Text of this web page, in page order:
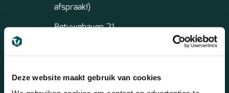
Deze website maakt gebruik van cookies
afspraak!)
Betuwehaven 21